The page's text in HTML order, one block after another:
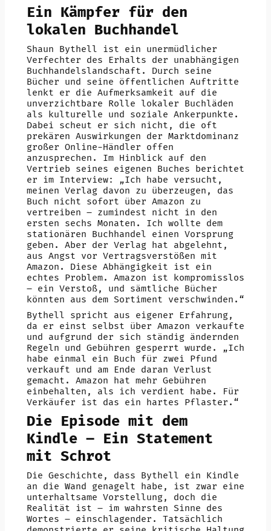
Ein Kämpfer für den
lokalen Buchhandel
Shaun Bythell ist ein unermüdlicher
Verfechter des Erhalts der unabhängigen
Buchhandelslandschaft. Durch seine
Bücher und seine öffentlichen Auftritte
lenkt er die Aufmerksamkeit auf die
unverzichtbare Rolle lokaler Buchläden
als kulturelle und soziale Ankerpunkte.
Dabei scheut er sich nicht, die oft
prekären Auswirkungen der Marktdominanz
großer Online-Händler offen
anzusprechen. Im Hinblick auf den
Vertrieb seines eigenen Buches berichtet
er im Interview: „Ich habe versucht,
meinen Verlag davon zu überzeugen, das
Buch nicht sofort über Amazon zu
vertreiben – zumindest nicht in den
ersten sechs Monaten. Ich wollte dem
stationären Buchhandel einen Vorsprung
geben. Aber der Verlag hat abgelehnt,
aus Angst vor Vertragsverstößen mit
Amazon. Diese Abhängigkeit ist ein
echtes Problem. Amazon ist kompromisslos
– ein Verstoß, und sämtliche Bücher
könnten aus dem Sortiment verschwinden.“
Bythell spricht aus eigener Erfahrung,
da er einst selbst über Amazon verkaufte
und aufgrund der sich ständig ändernden
Regeln und Gebühren gesperrt wurde. „Ich
habe einmal ein Buch für zwei Pfund
verkauft und am Ende daran Verlust
gemacht. Amazon hat mehr Gebühren
einbehalten, als ich verdient habe. Für
Verkäufer ist das ein hartes Pflaster.“
Die Episode mit dem
Kindle – Ein Statement
mit Schrot
Die Geschichte, dass Bythell ein Kindle
an die Wand genagelt habe, ist zwar eine
unterhaltsame Vorstellung, doch die
Realität ist – im wahrsten Sinne des
Wortes – einschlagender. Tatsächlich